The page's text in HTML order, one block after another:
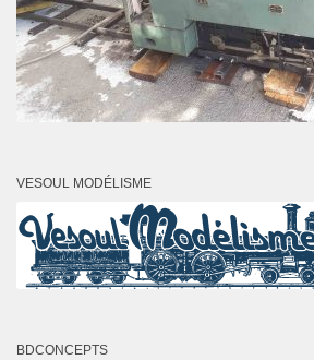
VESOUL MODÉLISME
BDCONCEPTS